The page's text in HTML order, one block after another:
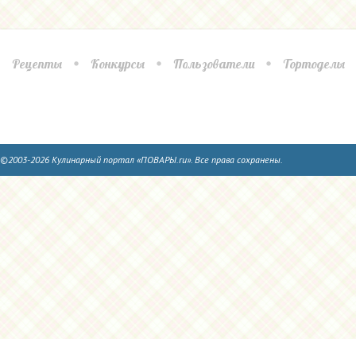
Рецепты Конкурсы Пользователи Тортоделы
©2003-2026 Кулинарный портал «ПОВАРЫ.ru». Все права сохранены.